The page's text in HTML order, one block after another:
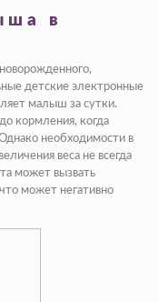
в
детские электронные
малыш за сутки.
кормления, когда
необходимости в
веса не всегда
может вызвать
может негативно